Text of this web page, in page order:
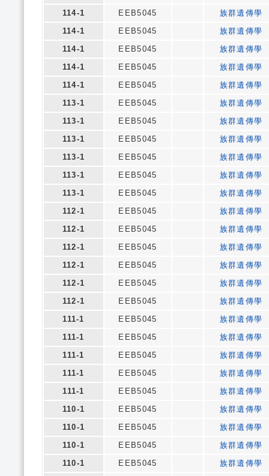
114-1
EEB5045
族群遺傳學
114-1
EEB5045
族群遺傳學
114-1
EEB5045
族群遺傳學
114-1
EEB5045
族群遺傳學
114-1
EEB5045
族群遺傳學
113-1
EEB5045
族群遺傳學
113-1
EEB5045
族群遺傳學
113-1
EEB5045
族群遺傳學
113-1
EEB5045
族群遺傳學
113-1
EEB5045
族群遺傳學
113-1
EEB5045
族群遺傳學
112-1
EEB5045
族群遺傳學
112-1
EEB5045
族群遺傳學
112-1
EEB5045
族群遺傳學
112-1
EEB5045
族群遺傳學
112-1
EEB5045
族群遺傳學
112-1
EEB5045
族群遺傳學
111-1
EEB5045
族群遺傳學
111-1
EEB5045
族群遺傳學
111-1
EEB5045
族群遺傳學
111-1
EEB5045
族群遺傳學
111-1
EEB5045
族群遺傳學
110-1
EEB5045
族群遺傳學
110-1
EEB5045
族群遺傳學
110-1
EEB5045
族群遺傳學
110-1
EEB5045
族群遺傳學